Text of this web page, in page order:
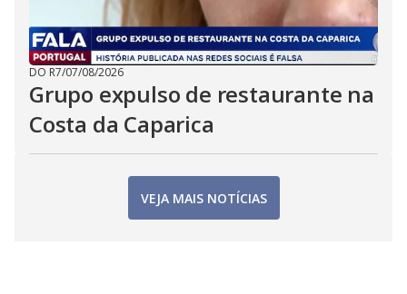
DO R7/07/08/2026
Grupo expulso de restaurante na
Costa da Caparica
VEJA MAIS NOTÍCIAS